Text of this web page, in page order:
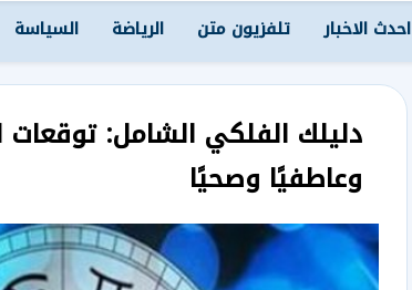
احدث الاخبار تلفزيون متن الرياضة السياسة
دليلك الفلكي الشامل: توقعات
وعاطفيًا وصحيًا